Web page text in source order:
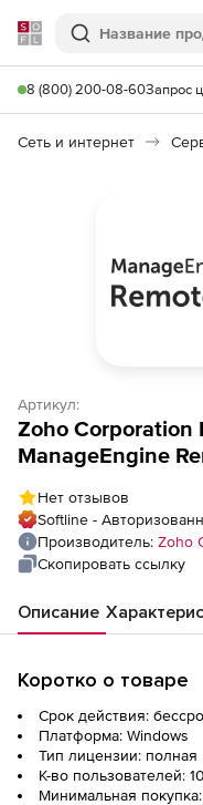
Softline
Поиск
8 (800) 200-08-60Запрос
Сеть и интернет
Артикул:
Zoho Corporation
ManageEngine
Installation), fee
Нет отзывов
Softline -
Производитель: Zoho
Скопировать ссылку
Описание
Коротко о товаре
Срок действия:
Платформа: Windows
Тип лицензии: полная
К-во пользователей: 10
Минимальная покупка: